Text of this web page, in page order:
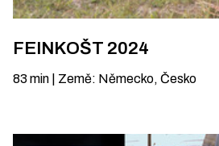
FEINKOŠT 2024
83 min Země: Německo, Česko